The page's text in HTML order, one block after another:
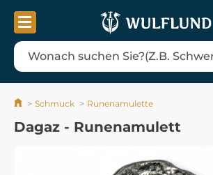
Schmuck Runenamulette
Dagaz - Runenamulett